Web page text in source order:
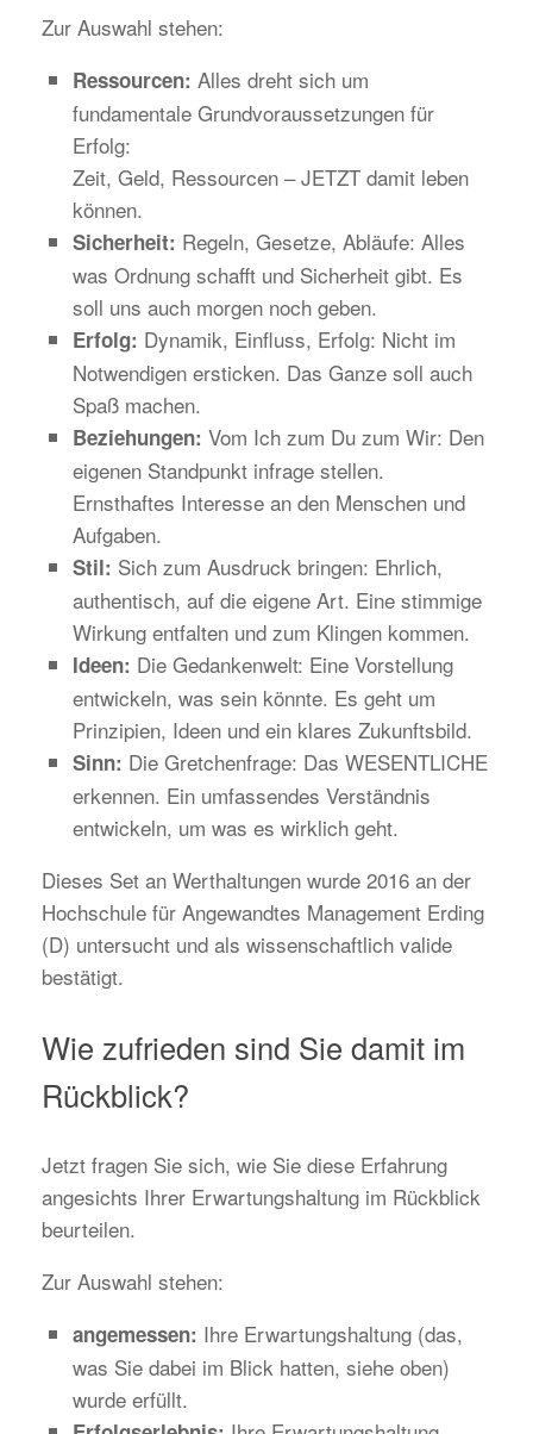
Zur Auswahl stehen:
Ressourcen: Alles dreht sich um
fundamentale Grundvoraussetzungen für
Erfolg:
Zeit, Geld, Ressourcen – JETZT damit leben
können.
Sicherheit: Regeln, Gesetze, Abläufe: Alles
was Ordnung schafft und Sicherheit gibt. Es
soll uns auch morgen noch geben.
Erfolg: Dynamik, Einfluss, Erfolg: Nicht im
Notwendigen ersticken. Das Ganze soll auch
Spaß machen.
Beziehungen: Vom Ich zum Du zum Wir: Den
eigenen Standpunkt infrage stellen.
Ernsthaftes Interesse an den Menschen und
Aufgaben.
Stil: Sich zum Ausdruck bringen: Ehrlich,
authentisch, auf die eigene Art. Eine stimmige
Wirkung entfalten und zum Klingen kommen.
Ideen: Die Gedankenwelt: Eine Vorstellung
entwickeln, was sein könnte. Es geht um
Prinzipien, Ideen und ein klares Zukunftsbild.
Sinn: Die Gretchenfrage: Das WESENTLICHE
erkennen. Ein umfassendes Verständnis
entwickeln, um was es wirklich geht.
Dieses Set an Werthaltungen wurde 2016 an der
Hochschule für Angewandtes Management Erding
(D) untersucht und als wissenschaftlich valide
bestätigt.
Wie zufrieden sind Sie damit im
Rückblick?
Jetzt fragen Sie sich, wie Sie diese Erfahrung
angesichts Ihrer Erwartungshaltung im Rückblick
beurteilen.
Zur Auswahl stehen:
angemessen: Ihre Erwartungshaltung (das,
was Sie dabei im Blick hatten, siehe oben)
wurde erfüllt.